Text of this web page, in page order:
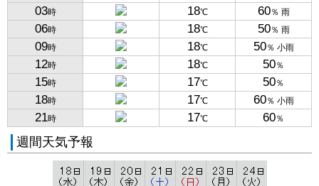
03時 18℃ 60％ 雨
06時 18℃ 50％ 雨
09時 18℃ 50％ 小雨
12時 18℃ 50％
15時 17℃ 50％
18時 17℃ 60％ 小雨
21時 17℃ 60％
週間天気予報